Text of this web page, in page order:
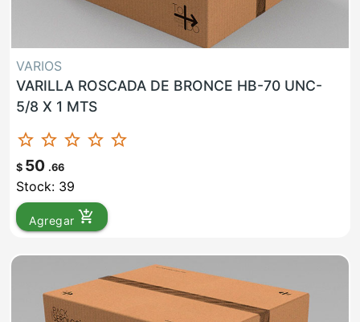
VARIOS
VARILLA ROSCADA DE BRONCE HB-70 UNC-
5/8 X 1 MTS
star_border star_border star_border star_border star_border
$ 50 .66
Stock: 39
Agregar add_shopping_cart